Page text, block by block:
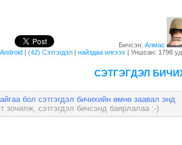
Бичсэн:Алмас
Android | (42) Сэтгэгдэл | найздаа илгээх | Уншсан: 1798
СЭТГЭГДЭЛ
бол сэтгэгдэл бичихийн өмнө заавал энд
зочилж, сэтгэгдэл бичсэнд баярлалаа :-)